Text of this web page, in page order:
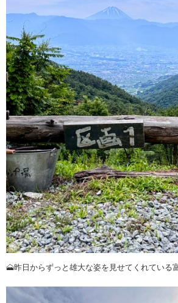
🗻昨日からずっと雄大な姿を見せてくれている